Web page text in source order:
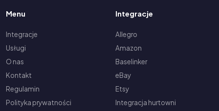
Menu
Integracje
Usługi
O nas
Kontakt
Regulamin
Polityka prywatności
Integracje
Allegro
Amazon
Baselinker
eBay
Etsy
Integracja hurtowni